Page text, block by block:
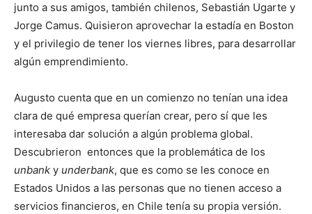
junto a sus amigos, también chilenos, Sebastián Ugarte y
Jorge Camus. Quisieron aprovechar la estadía en Boston
y el privilegio de tener los viernes libres, para desarrollar
algún emprendimiento.
Augusto cuenta que en un comienzo no tenían una idea
clara de qué empresa querían crear, pero sí que les
interesaba dar solución a algún problema global.
Descubrieron entonces que la problemática de los
unbank y underbank, que es como se les conoce en
Estados Unidos a las personas que no tienen acceso a
servicios financieros, en Chile tenía su propia versión.